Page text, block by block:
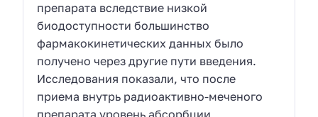
препарата вследствие низкой
биодоступности большинство
фармакокинетических данных было
получено через другие пути введения.
Исследования показали, что после
приема внутрь радиоактивно-меченого